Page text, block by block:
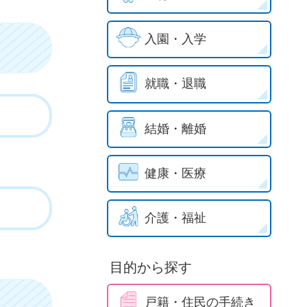
入園・入学
就職・退職
結婚・離婚
健康・医療
介護・福祉
目的から探す
戸籍・住民の手続き